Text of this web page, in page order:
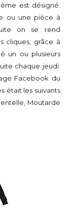
est désigné.
ou une pièce à
on se rend
cliques, grâce à
un ou plusieurs
chaque jeudi.
Facebook du
était les suivants
Moutarde